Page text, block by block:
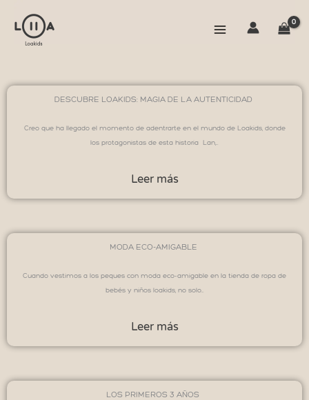
contenido
DESCUBRE LOAKIDS: MAGIA DE LA AUTENTICIDAD
Creo que ha llegado el momento de adentrarte en el mundo de Loakids, donde
los protagonistas de esta historia Lan,…
Leer más
MODA ECO-AMIGABLE
Cuando vestimos a los peques con moda eco-amigable en la tienda de ropa de
bebés y niños loakids, no solo…
Leer más
LOS PRIMEROS 3 AÑOS